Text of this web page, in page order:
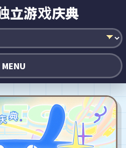
立游戏庆典
MENU